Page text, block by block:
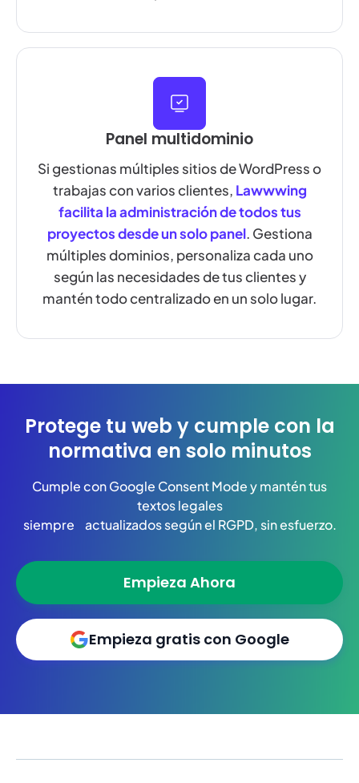
Panel multidominio
Si gestionas múltiples sitios de WordPress o
trabajas con varios clientes, Lawwwing
facilita la administración de todos tus
proyectos desde un solo panel. Gestiona
múltiples dominios, personaliza cada uno
según las necesidades de tus clientes y
mantén todo centralizado en un solo lugar.
Protege tu web y cumple con la
normativa en solo minutos
Cumple con Google Consent Mode y mantén tus
textos legales
siempre actualizados según el RGPD, sin esfuerzo.
Empieza Ahora
Empieza gratis con Google